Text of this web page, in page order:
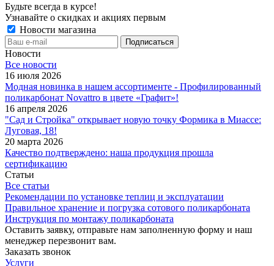
Будьте всегда в курсе!
Узнавайте о скидках и акциях первым
Новости магазина
Новости
Все новости
16 июля 2026
Модная новинка в нашем ассортименте - Профилированный
поликарбонат Novattro в цвете «Графит»!
16 апреля 2026
"Сад и Стройка" открывает новую точку Формика в Миассе:
Луговая, 18!
20 марта 2026
Качество подтверждено: наша продукция прошла
сертификацию
Статьи
Все статьи
Рекомендации по установке теплиц и эксплуатации
Правильное хранение и погрузка сотового поликарбоната
Инструкция по монтажу поликарбоната
Оставить заявку, отправьте нам заполненную форму и наш
менеджер перезвонит вам.
Заказать звонок
Услуги